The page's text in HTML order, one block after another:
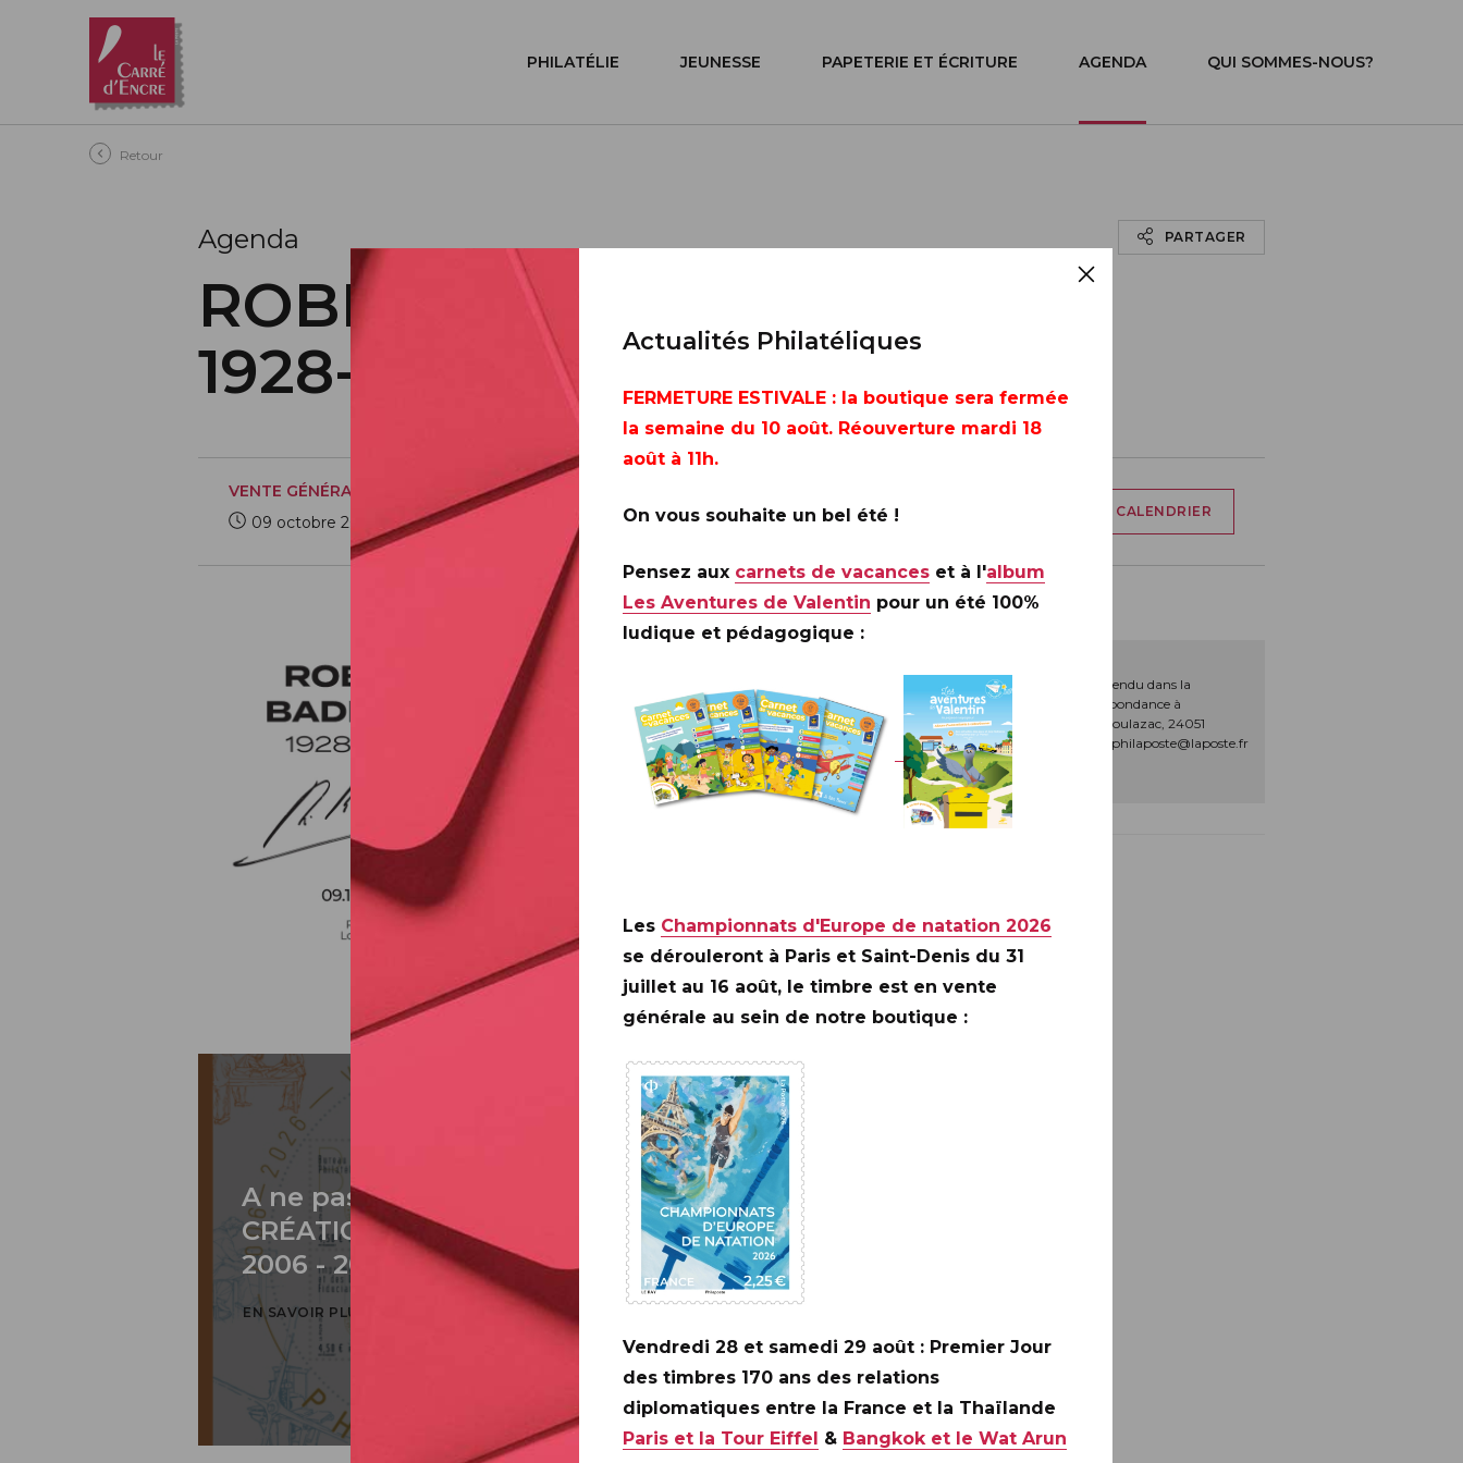
Aller au contenu principal
PHILATÉLIE JEUNESSE PAPETERIE ET ÉCRITURE AGENDA QUI SOMMES-NOUS?
Retour
Agenda
ROBERT BADINTER
1928-2024
PARTAGER
VENTE GÉNÉRALE
09 octobre 2025
Toute la France
AJOUTER À MON CALENDRIER
À partir du 9 octobre 2025, le collector de 4 timbres ROBERT BADINTER sera vendu dans la
boutique « Le Carré d’Encre », 13 bis rue des Mathurins, 75009 Paris, par correspondance à
Philaposte Service Clients Commercial, Z.I Avenue Benoît Frachon, BP 10106 Boulazac, 24051
PÉRIGUEUX CEDEX 09, par téléphone au 05 53 03 19 26 et par mail sav-phila.philaposte@laposte.fr
et sur le site Internet www.laposte.fr
A ne pas rater: 20 ANS DE LA
CRÉATION DE PHILAPOSTE
2006 - 2026 / BLOC
EN SAVOIR PLUS
Actualités Philatéliques
FERMETURE ESTIVALE : la boutique sera fermée
la semaine du 10 août. Réouverture mardi 18
août à 11h.
On vous souhaite un bel été !
Pensez aux carnets de vacances et à l'album
Les Aventures de Valentin pour un été 100%
ludique et pédagogique :
Les Championnats d'Europe de natation 2026
se dérouleront à Paris et Saint-Denis du 31
juillet au 16 août, le timbre est en vente
générale au sein de notre boutique :
Vendredi 28 et samedi 29 août : Premier Jour
des timbres 170 ans des relations
diplomatiques entre la France et la Thaïlande
Paris et la Tour Eiffel & Bangkok et le Wat Arun